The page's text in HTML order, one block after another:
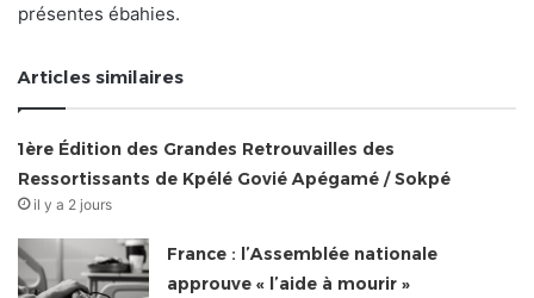
présentes ébahies.
Articles similaires
1ère Édition des Grandes Retrouvailles des
Ressortissants de Kpélé Govié Apégamé / Sokpé
il y a 2 jours
France : l’Assemblée nationale
approuve « l’aide à mourir »